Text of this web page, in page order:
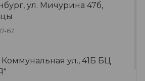
ул. Мичурина 47б,
67
Коммунальная ул., 41Б БЦ